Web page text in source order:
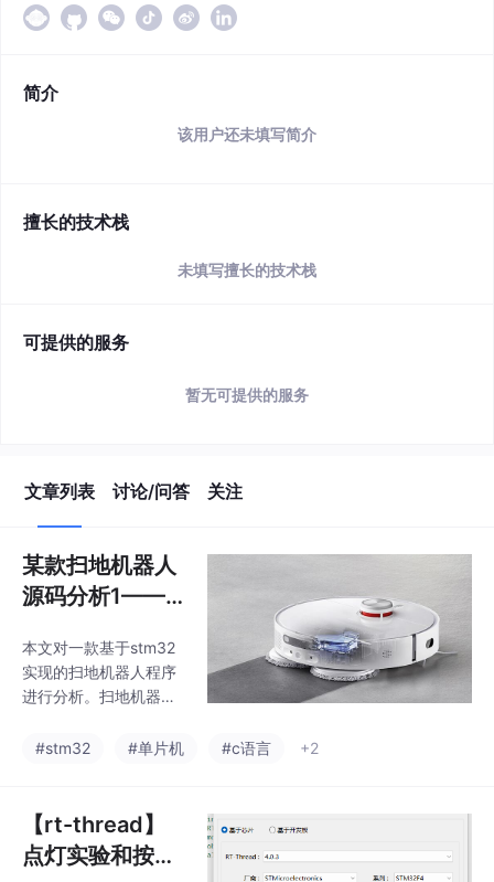
简介
该用户还未填写简介
擅长的技术栈
未填写擅长的技术栈
可提供的服务
暂无可提供的服务
文章列表 讨论/问答 关注
某款扫地机器人
源码分析1——
理部分
本文对一款基于stm32
实现的扫地机器人程序
进行分析。扫地机器人
据，数据包括控制端向
制端反馈当前状态等。
#stm32 #单片机 #c语言 +2
【rt-thread】
点灯实验和按键